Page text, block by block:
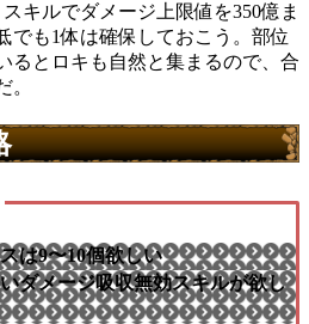
キルでダメージ上限値を350億ま
でも1体は確保しておこう。部位
るとロキも自然と集まるので、合
。
は9〜10個欲しい
ダメージ吸収無効スキルが欲し